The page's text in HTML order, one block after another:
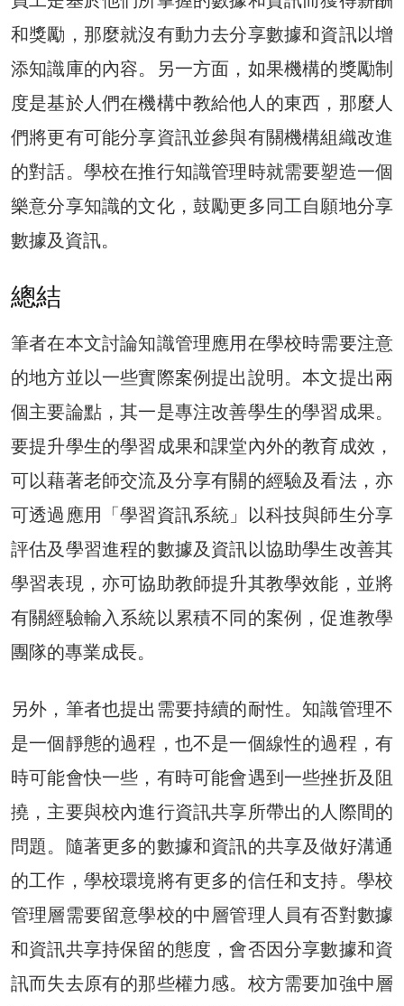
和獎勵，那麼就沒有動力去分享數據和資訊以增
添知識庫的內容。另一方面，如果機構的獎勵制
度是基於人們在機構中教給他人的東西，那麼人
們將更有可能分享資訊並參與有關機構組織改進
的對話。學校在推行知識管理時就需要塑造一個
樂意分享知識的文化，鼓勵更多同工自願地分享
數據及資訊。
總結
筆者在本文討論知識管理應用在學校時需要注意
的地方並以一些實際案例提出說明。本文提出兩
個主要論點，其一是專注改善學生的學習成果。
要提升學生的學習成果和課堂內外的教育成效，
可以藉著老師交流及分享有關的經驗及看法，亦
可透過應用「學習資訊系統」以科技與師生分享
評估及學習進程的數據及資訊以協助學生改善其
學習表現，亦可協助教師提升其教學效能，並將
有關經驗輸入系統以累積不同的案例，促進教學
團隊的專業成長。
另外，筆者也提出需要持續的耐性。知識管理不
是一個靜態的過程，也不是一個線性的過程，有
時可能會快一些，有時可能會遇到一些挫折及阻
撓，主要與校內進行資訊共享所帶出的人際間的
問題。隨著更多的數據和資訊的共享及做好溝通
的工作，學校環境將有更多的信任和支持。學校
管理層需要留意學校的中層管理人員有否對數據
和資訊共享持保留的態度，會否因分享數據和資
訊而失去原有的那些權力感。校方需要加強中層